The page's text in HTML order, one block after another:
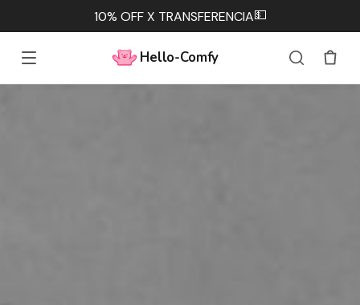
10% OFF X TRANSFERENCIA💵
Hello-Comfy